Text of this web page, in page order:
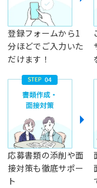
登録フォームから1
分ほどでご入力いた
だけます！
応募書類の添削や面
接対策も徹底サポー
ト